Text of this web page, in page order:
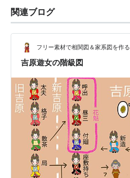
関連ブログ
フリー素材で相関図＆家系図を作る
吉原遊女の階級図